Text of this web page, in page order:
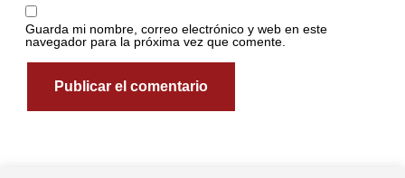
Guarda mi nombre, correo electrónico y web en este
navegador para la próxima vez que comente.